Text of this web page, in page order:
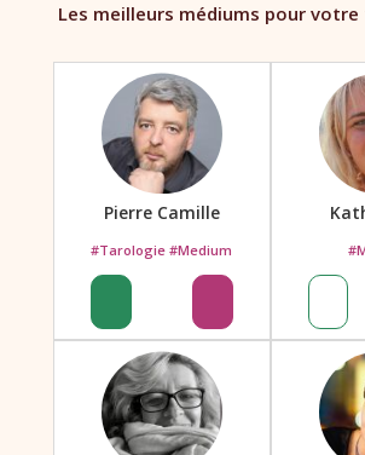
Les meilleurs médiums pour votre
Pierre Camille
#Tarologie #Medium